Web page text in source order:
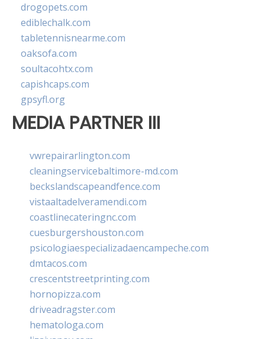
drogopets.com
ediblechalk.com
tabletennisnearme.com
oaksofa.com
soultacohtx.com
capishcaps.com
gpsyfl.org
MEDIA PARTNER III
vwrepairarlington.com
cleaningservicebaltimore-md.com
beckslandscapeandfence.com
vistaaltadelveramendi.com
coastlinecateringnc.com
cuesburgershouston.com
psicologiaespecializadaencampeche.com
dmtacos.com
crescentstreetprinting.com
hornopizza.com
driveadragster.com
hematologa.com